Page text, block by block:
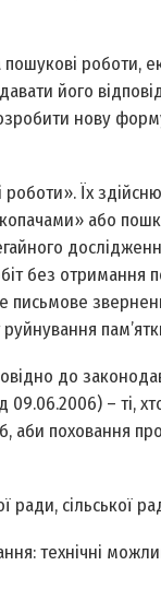
роботи,
його
нову
Їх
або
без отримання
до
09.06.2006) – ті,
аби поховання
ради, сільської
технічні